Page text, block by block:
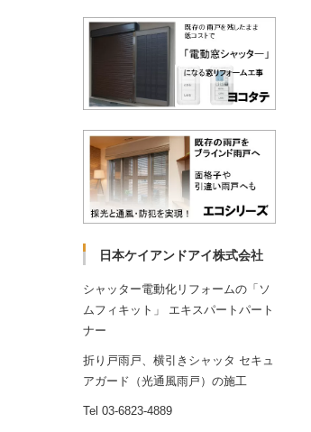
日本ケイアンドアイ株式会社
シャッター電動化リフォームの「ソ
ムフィキット」 エキスパートパート
ナー
折り戸雨戸、横引きシャッタ セキュ
アガード（光通風雨戸）の施工
Tel 03-6823-4889